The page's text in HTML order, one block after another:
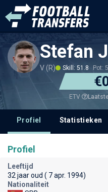
Stefan
V (R) Skill: 51.8 Pot:
ETV
Profiel Statistieken
Profiel
Leeftijd
32 jaar oud ( 7 apr. 1994)
Nationaliteit